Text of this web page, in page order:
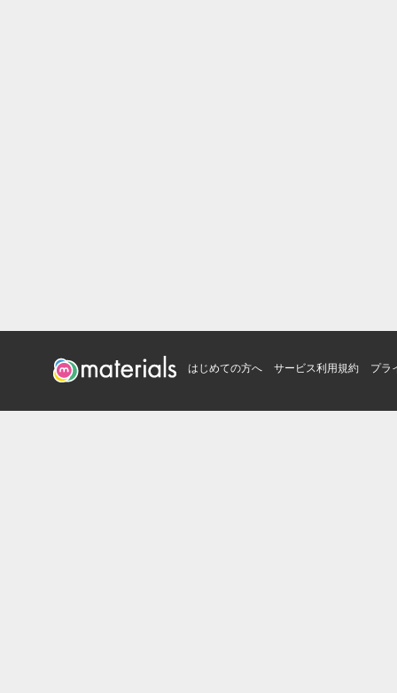
はじめての方へ サービス利用規約 プラ